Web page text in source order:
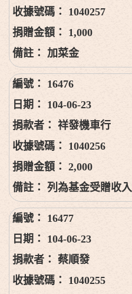
1040257
1,000
加菜金
16476
104-06-23
祥發機車行
1040256
2,000
列為基金受贈收入
16477
104-06-23
蔡順發
1040255